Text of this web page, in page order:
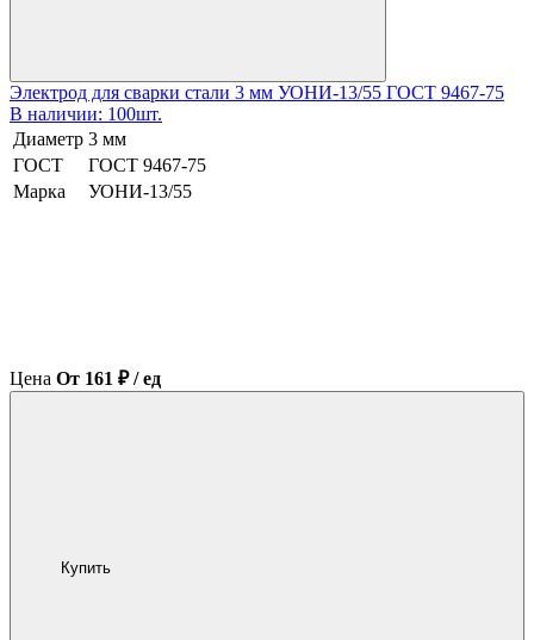
Электрод для сварки стали 3 мм УОНИ-13/55 ГОСТ 9467-75
В наличии: 100шт.
Диаметр 3 мм
ГОСТ
ГОСТ 9467-75
Марка
УОНИ-13/55
Цена От 161 ₽ / ед
Купить